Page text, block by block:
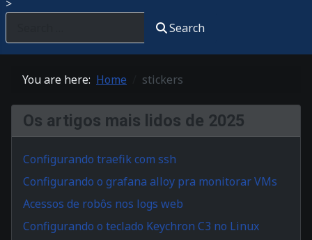
>
Search
You are here: Home stickers
Os artigos mais lidos de 2025
Configurando traefik com ssh
Configurando o grafana alloy pra monitorar VMs
Acessos de robôs nos logs web
Configurando o teclado Keychron C3 no Linux